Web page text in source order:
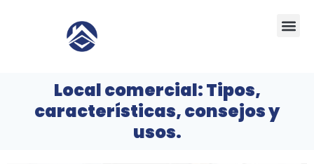
Local comercial: Tipos,
características, consejos y
usos.